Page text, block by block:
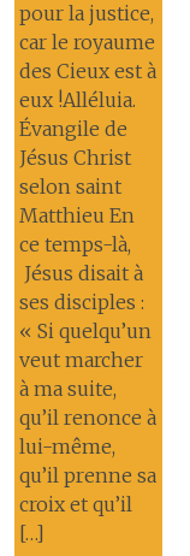
pour la justice,
car le royaume
des Cieux est à
eux !Alléluia.
Évangile de
Jésus Christ
selon saint
Matthieu En
ce temps-là,
Jésus disait à
ses disciples :
« Si quelqu’un
veut marcher
à ma suite,
qu’il renonce à
lui-même,
qu’il prenne sa
croix et qu’il
[…]